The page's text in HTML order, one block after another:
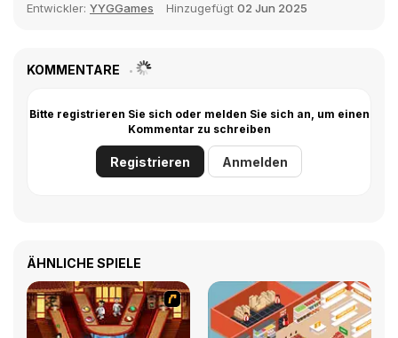
Entwickler: YYGGames Hinzugefügt 02 Jun 2025
KOMMENTARE
Bitte registrieren Sie sich oder melden Sie sich an, um einen
Kommentar zu schreiben
Registrieren Anmelden
ÄHNLICHE SPIELE